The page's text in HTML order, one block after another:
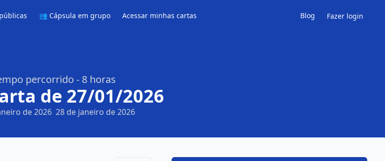
👥 Cápsula em grupo Acessar minhas cartas Blog Fazer login
percorrido - 8 horas
de 27/01/2026
de 2026 28 de janeiro de 2026